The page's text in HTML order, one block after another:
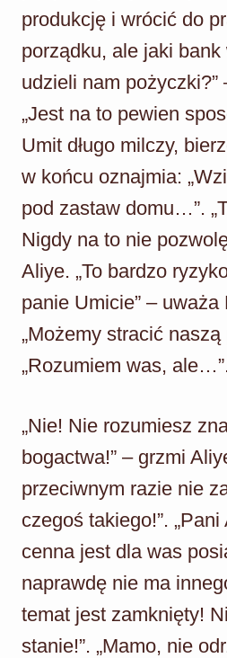
produkcję i wrócić do
porządku, ale jaki
udzieli nam pożyczki?”
„Jest na to pewien
Umit długo milczy,
w końcu oznajmia:
pod zastaw domu…”.
Nigdy na to nie
Aliye. „To bardzo
panie Umicie” – uważa
„Możemy stracić naszą
„Rozumiem was,
„Nie! Nie rozumiesz
bogactwa!” – grzmi
przeciwnym razie nie
czegoś takiego!”.
cenna jest dla was
naprawdę nie ma
temat jest zamknięty!
stanie!”. „Mamo, nie